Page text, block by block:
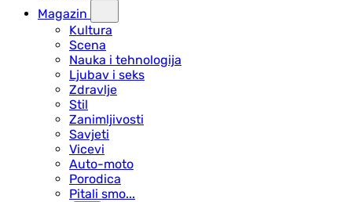
Magazin
Kultura
Scena
Nauka i tehnologija
Ljubav i seks
Zdravlje
Stil
Zanimljivosti
Savjeti
Vicevi
Auto-moto
Porodica
Pitali smo...